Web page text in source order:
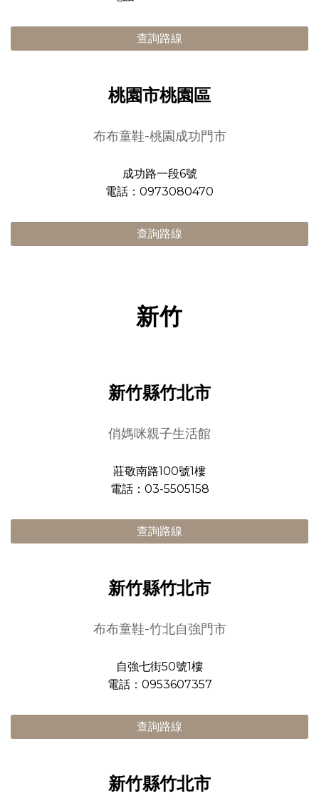
查詢路線
桃園市桃園區
布布童鞋-桃園成功門市
成功路一段6號
電話：0973080470
查詢路線
新竹
新竹縣竹北市
俏媽咪親子生活館
莊敬南路100號1樓
電話：03-5505158
查詢路線
新竹縣竹北市
布布童鞋-竹北自強門市
自強七街50號1樓
電話：0953607357
查詢路線
新竹縣竹北市